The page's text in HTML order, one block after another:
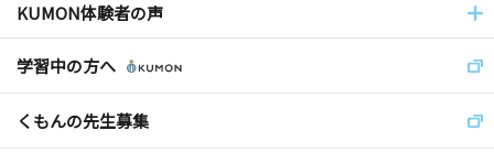
KUMON体験者の声
学習中の方へ
くもんの先生募集